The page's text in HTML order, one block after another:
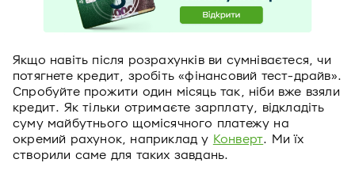
Якщо навіть після розрахунків ви сумніваєтеся, чи
потягнете кредит, зробіть «фінансовий тест-драйв».
Спробуйте прожити один місяць так, ніби вже взяли
кредит. Як тільки отримаєте зарплату, відкладіть
суму майбутнього щомісячного платежу на
окремий рахунок, наприклад у Конверт. Ми їх
створили саме для таких завдань.